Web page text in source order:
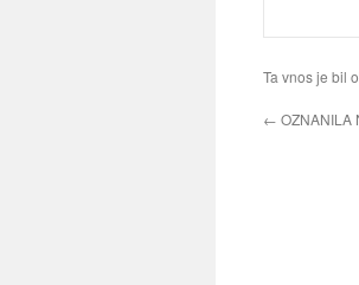
Ta vnos je bil
← OZNANILA